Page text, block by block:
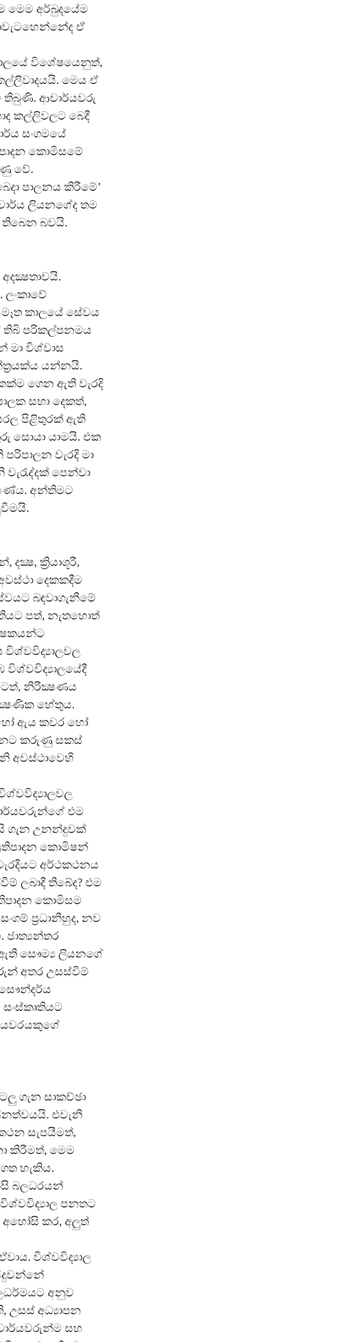
මෙම අර්බුදයේම
ඒ
විශේෂයෙනුත්,
මෙය ඒ
තිබුණි. ආචාර්යවරු
කල්ලිවලට බෙදී
සංගමයේ
කොමිසමේ
වේ.
පාලනය කිරීමේ’
ලියනගේද තම
තිබෙන බවයි.
කාලයේ සේවය
තිබි පරිකල්පනමය
මා විශ්වාස
යන්නයි.
ගෙන ඇති වැරදි
සභා දෙකත්,
පිළිතුරක් ඇති
සොයා යාමයි. එක
වැරදි මා
පෙන්වා
අන්තිමට
ක්‍රියාශූරී,
දෙකකදීම
බඳවාගැනීමේ
පත්, නැතහොත්
විශ්වවිද්‍යාලයේදී
නිරීක්‍ෂණය
හේතුය.
ඇය කවර හෝ
කරුණු සකස්
අවස්ථාවෙහි
එම
ගැන උනන්දුවක්
කොමිෂන්
අර්ථකථනය
ලබාදී තිබේද? එම
කොමිසම
ප්‍රධානීහුද, නව
ජාත්‍යන්තර
ඇති සෞම්‍ය ලියනගේ
අතර උසස්වීම්
ගැන සාකච්ඡා
එවැනි
සැපයීමත්,
කිරීමත්, මෙම
හැකිය.
බලධරයන්
පනතට
අහෝසි කර, අලුත්
විශ්වවිද්‍යාල
අනුව
අධ්‍යාපන
සහ